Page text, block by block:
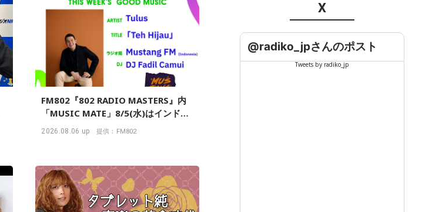
FM802『802 RADIO MASTERS』内
「MUSIC MATE」8/5(水)はインドネ
シアのMUSIC MATEが登場！
2026.08.06 up 提供：FM802
X
@radiko_jpさんのポスト
Tweets by radiko_jp